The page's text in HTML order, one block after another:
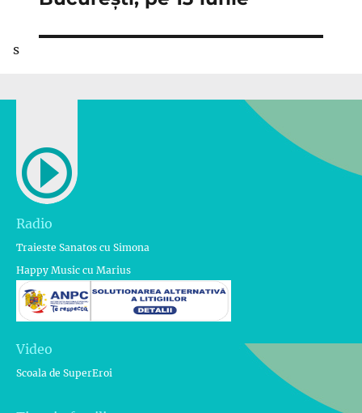
s
Radio
Traieste Sanatos cu Simona
Happy Music cu Marius
Video
Scoala de SuperEroi